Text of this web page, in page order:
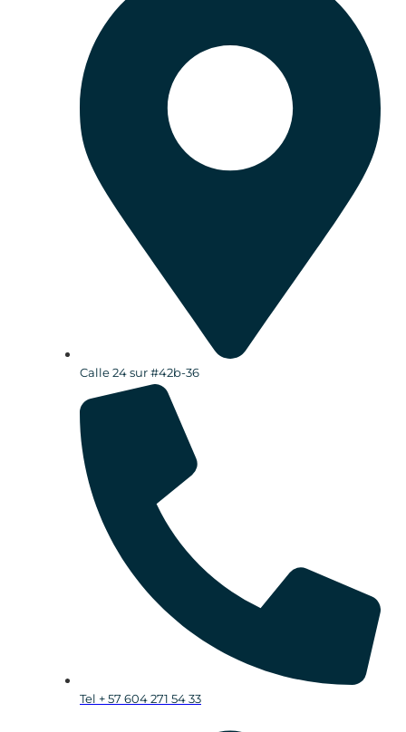
Calle 24 sur #42b-36
Tel + 57 604 271 54 33